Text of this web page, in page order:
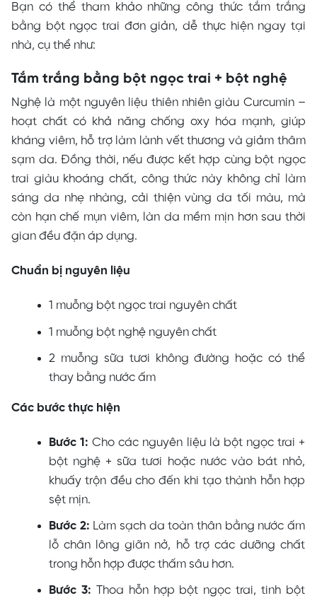
Bạn có thể tham khảo những công thức tắm trắng
bằng bột ngọc trai đơn giản, dễ thực hiện ngay tại
nhà, cụ thể như:
Tắm trắng bằng bột ngọc trai + bột nghệ
Nghệ là một nguyên liệu thiên nhiên giàu Curcumin –
hoạt chất có khả năng chống oxy hóa mạnh, giúp
kháng viêm, hỗ trợ làm lành vết thương và giảm thâm
sạm da. Đồng thời, nếu được kết hợp cùng bột ngọc
trai giàu khoáng chất, công thức này không chỉ làm
sáng da nhẹ nhàng, cải thiện vùng da tối màu, mà
còn hạn chế mụn viêm, làn da mềm mịn hơn sau thời
gian đều đặn áp dụng.
Chuẩn bị nguyên liệu
1 muỗng bột ngọc trai nguyên chất
1 muỗng bột nghệ nguyên chất
2 muỗng sữa tươi không đường hoặc có thể
thay bằng nước ấm
Các bước thực hiện
Bước 1: Cho các nguyên liệu là bột ngọc trai +
bột nghệ + sữa tươi hoặc nước vào bát nhỏ,
khuấy trộn đều cho đến khi tạo thành hỗn hợp
sệt mịn.
Bước 2: Làm sạch da toàn thân bằng nước ấm
lỗ chân lông giãn nở, hỗ trợ các dưỡng chất
trong hỗn hợp được thấm sâu hơn.
Bước 3: Thoa hỗn hợp bột ngọc trai, tinh bột